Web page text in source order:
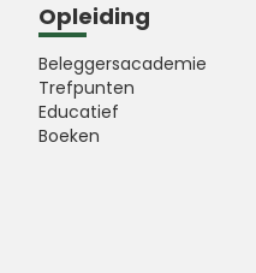
Opleiding
Beleggersacademie
Trefpunten
Educatief
Boeken